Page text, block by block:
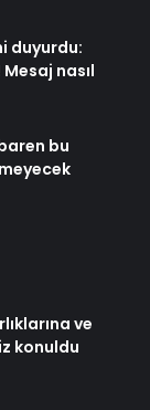
duyurdu:
nasıl
bu
ve
konuldu